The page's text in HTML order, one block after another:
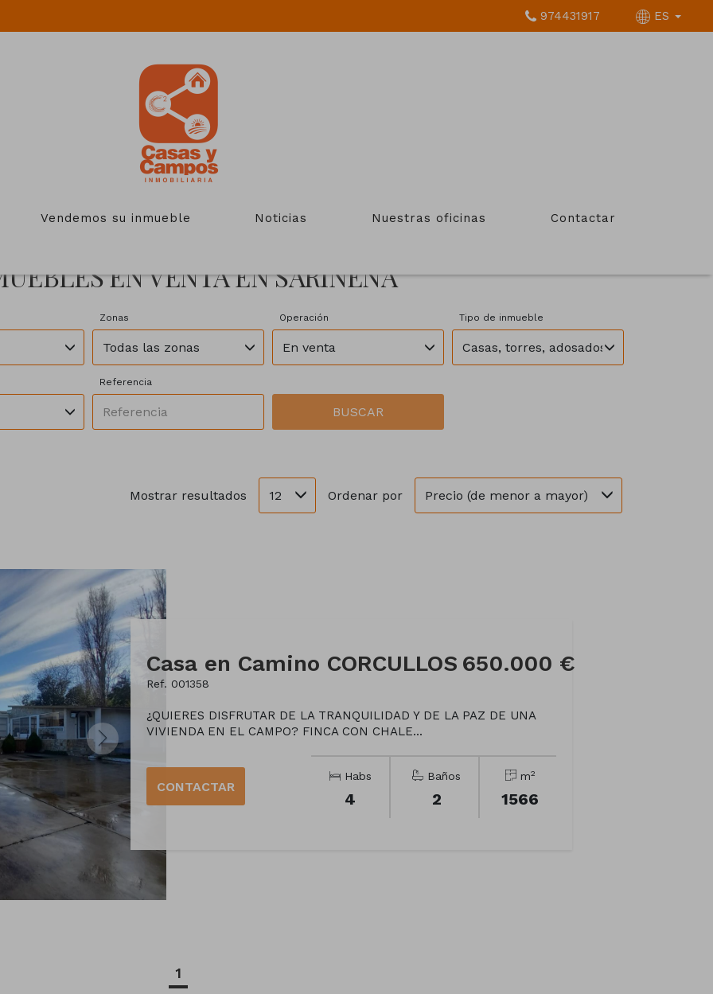
974431917 ES
Vendemos su inmueble Noticias Nuestras oficinas Contactar
EN VENTA EN SARIÑENA
Zonas
Todas las zonas
Operación
En venta
Tipo de inmueble
Casas, torres, adosados, chalets
Referencia
BUSCAR
Mostrar resultados 12 Ordenar por Precio (de menor a mayor)
Casa en Camino CORCULLOS
Ref. 001358
650.000 €
¿QUIERES DISFRUTAR DE LA TRANQUILIDAD Y DE LA PAZ DE UNA
VIVIENDA EN EL CAMPO? FINCA CON CHALE...
CONTACTAR
Habs
4
Baños
2
m2
1566
1